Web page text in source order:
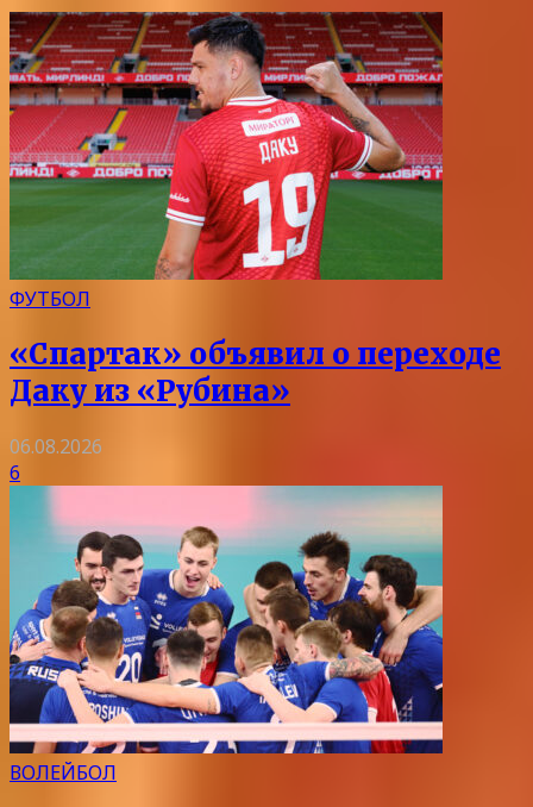
ФУТБОЛ
«Спартак» объявил о переходе
Даку из «Рубина»
06.08.2026
6
ВОЛЕЙБОЛ